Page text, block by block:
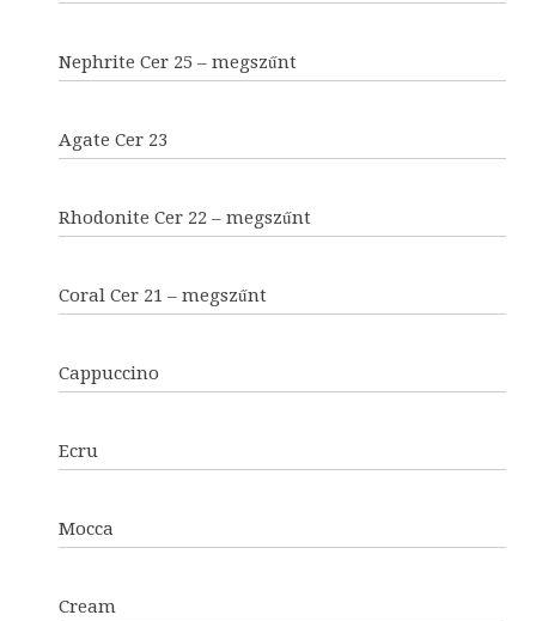
Nephrite Cer 25 – megszűnt
Agate Cer 23
Rhodonite Cer 22 – megszűnt
Coral Cer 21 – megszűnt
Cappuccino
Ecru
Mocca
Cream